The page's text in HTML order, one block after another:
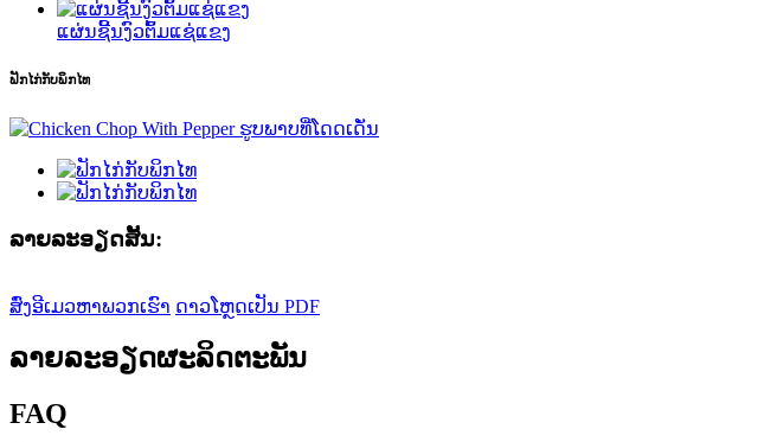
ແຜ່ນຊີ້ນງົວຕົ້ມແຊ່ແຂງ
ຟັກໄກ່ກັບພິກໄທ
ລາຍ​ລະ​ອຽດ​ສັ້ນ​:
ສົ່ງອີເມວຫາພວກເຮົາ ດາວໂຫຼດເປັນ PDF
ລາຍລະອຽດຜະລິດຕະພັນ
FAQ